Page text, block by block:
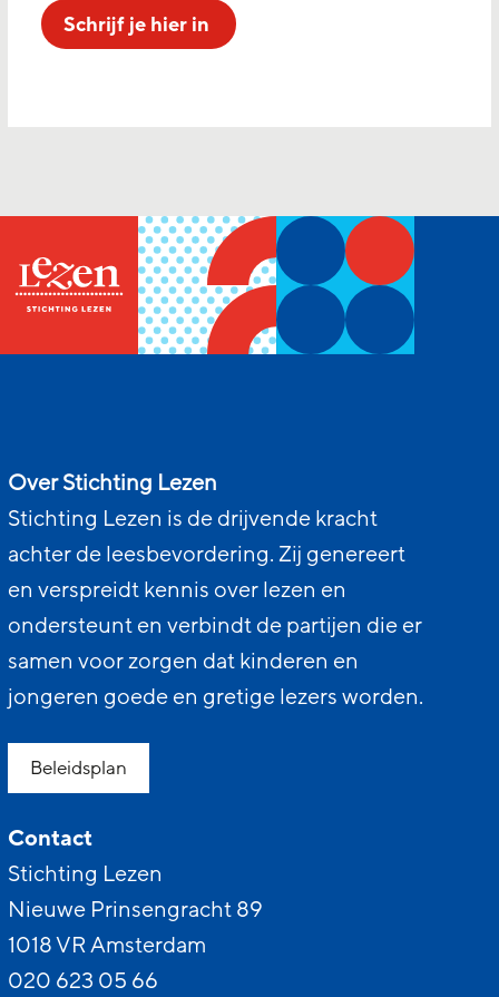
Schrijf je hier in
Over Stichting Lezen
Stichting Lezen is de drijvende kracht
achter de leesbevordering. Zij genereert
en verspreidt kennis over lezen en
ondersteunt en verbindt de partijen die er
samen voor zorgen dat kinderen en
jongeren goede en gretige lezers worden.
Beleidsplan
Contact
Stichting Lezen
Nieuwe Prinsengracht 89
1018 VR Amsterdam
020 623 05 66